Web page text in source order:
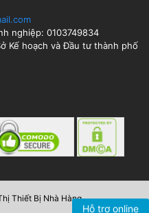
nghiệp: 0103749834
Kế hoạch và Đầu tư thành phố
Thiết Bị Nhà Hàng.
Hỗ trợ online